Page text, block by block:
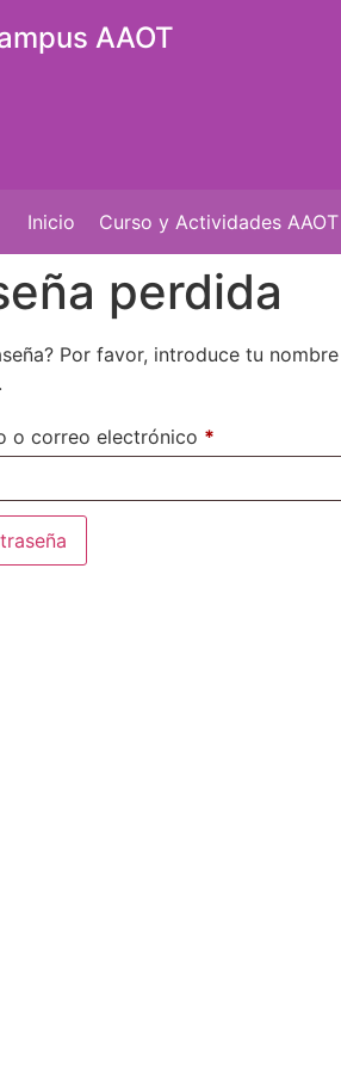
AAOT
Inicio Curso y Actividades AAOT
perdida
Por favor, introduce tu
o correo electrónico *